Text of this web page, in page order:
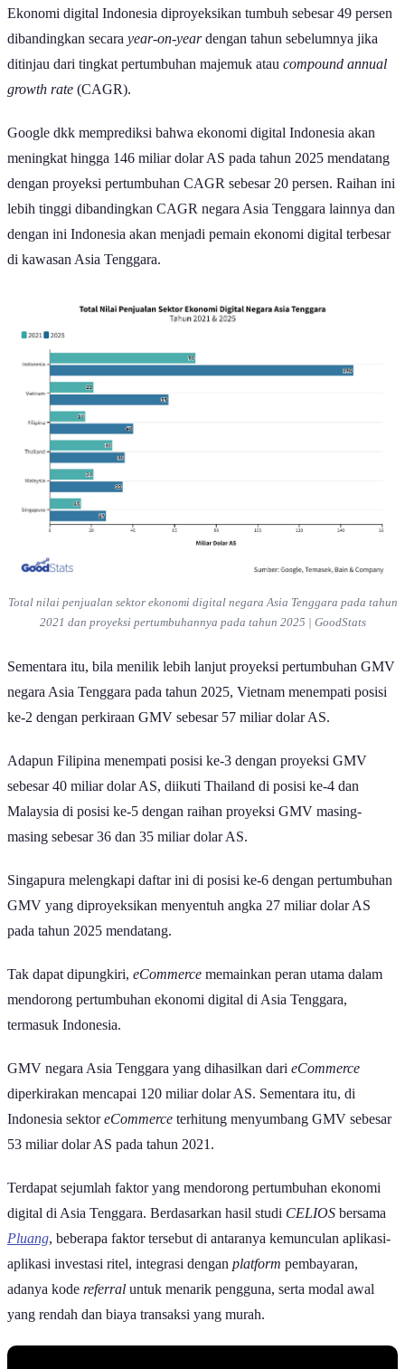
Ekonomi digital Indonesia diproyeksikan tumbuh sebesar 49 persen
dibandingkan secara year-on-yeardengan tahun sebelumnya jika
ditinjau dari tingkat pertumbuhan majemuk atau compound annual
growth rate (CAGR).
Google dkk memprediksi bahwa ekonomi digital Indonesia akan
meningkat hingga 146 miliar dolar AS pada tahun 2025 mendatang
dengan proyeksi pertumbuhan CAGR sebesar 20 persen. Raihan ini
lebih tinggi dibandingkan CAGR negara Asia Tenggara lainnya dan
dengan ini Indonesia akan menjadi pemain ekonomi digital terbesar
di kawasan Asia Tenggara.
Total nilai penjualan sektor ekonomi digital negara Asia Tenggara pada tahun
2021 dan proyeksi pertumbuhannya pada tahun 2025 | GoodStats
Sementara itu, bila menilik lebih lanjut proyeksi pertumbuhan GMV
negara Asia Tenggara pada tahun 2025, Vietnam menempati posisi
ke-2 dengan perkiraan GMV sebesar 57 miliar dolar AS.
Adapun Filipina menempati posisi ke-3 dengan proyeksi GMV
sebesar 40 miliar dolar AS, diikuti Thailand di posisi ke-4 dan
Malaysia di posisi ke-5 dengan raihan proyeksi GMV masing-
masing sebesar 36 dan 35 miliar dolar AS.
Singapura melengkapi daftar ini di posisi ke-6 dengan pertumbuhan
GMV yang diproyeksikan menyentuh angka 27 miliar dolar AS
pada tahun 2025 mendatang.
Tak dapat dipungkiri, eCommerce memainkan peran utama dalam
mendorong pertumbuhan ekonomi digital di Asia Tenggara,
termasuk Indonesia.
GMV negara Asia Tenggara yang dihasilkan dari eCommerce
diperkirakan mencapai 120 miliar dolar AS. Sementara itu, di
Indonesia sektoreCommerce terhitung menyumbang GMV sebesar
53 miliar dolar AS pada tahun 2021.
Terdapat sejumlah faktor yang mendorong pertumbuhan ekonomi
digital di Asia Tenggara. Berdasarkan hasil studi CELIOS bersama
Pluang, beberapa faktor tersebut di antaranya kemunculan aplikasi-
aplikasi investasi ritel, integrasi dengan platform pembayaran,
adanya kode referral untuk menarik pengguna, serta modal awal
yang rendah dan biaya transaksi yang murah.